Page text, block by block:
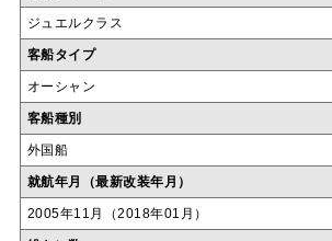
ジュエルクラス
客船タイプ
オーシャン
客船種別
外国船
就航年月（最新改装年月）
2005年11月（2018年01月）